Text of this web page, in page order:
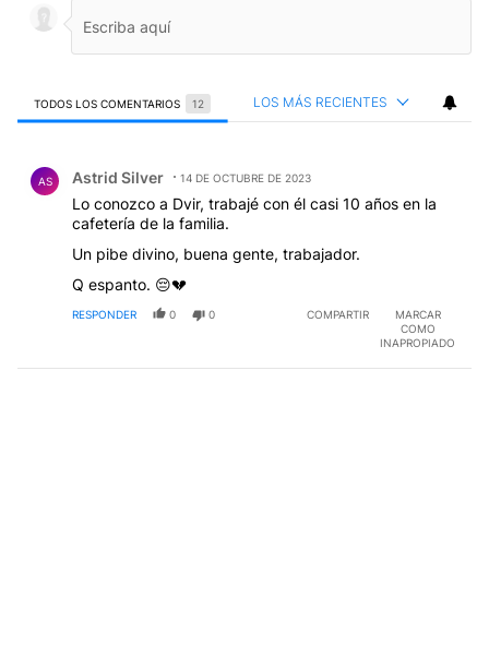
TODOS LOS COMENTARIOS 12 LOS MÁS RECIENTES
AS Astrid Silver 14 DE OCTUBRE DE 2023
Lo conozco a Dvir, trabajé con él casi 10 años en la
cafetería de la familia.
Un pibe divino, buena gente, trabajador.
Q espanto. 😔💔
RESPONDER 0 0 COMPARTIR
MARCAR
COMO
INAPROPIADO